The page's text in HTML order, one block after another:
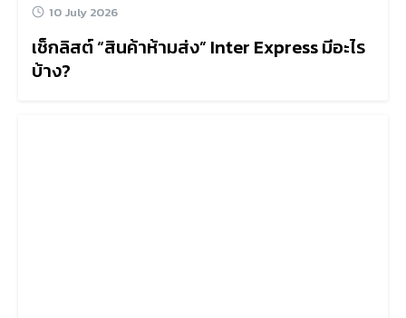
10 July 2026
เช็กลิสต์ “สินค้าห้ามส่ง” Inter Express มีอะไร
บ้าง?